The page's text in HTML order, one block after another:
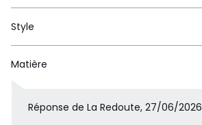
Style
Matière
Réponse de La Redoute, 27/06/2026